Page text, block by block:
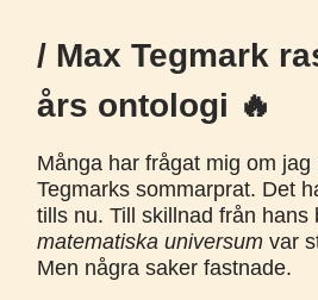
/ Max Tegmark
års ontologi 🔥
Många har frågat mig om
Tegmarks sommarprat. Det
tills nu. Till skillnad från hans
matematiska universum var
Men några saker fastnade.